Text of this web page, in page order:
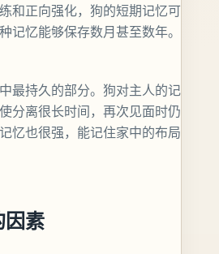
和正向强化，狗的短期记忆可
记忆能够保存数月甚至数年。
最持久的部分。狗对主人的记
分离很长时间，再次见面时仍
忆也很强，能记住家中的布局
因素